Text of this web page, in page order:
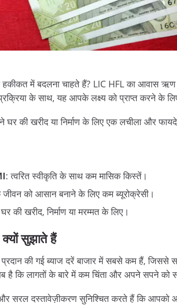
में बदलना चाहते हैं? LIC HFL का आवास
के साथ, यह आपके लक्ष्य को प्राप्त करने के
की खरीद या निर्माण के लिए एक लचीला और
: त्वरित स्वीकृति के साथ कम मासिक किस्तें।
को आसान बनाने के लिए कम ब्यूरोक्रेसी।
की खरीद, निर्माण या मरम्मत के लिए।
क्योंसुझातेहैं
की गई ब्याज दरें बाजार में सबसे कम हैं, जिससे
है कि लागतों के बारे में कम चिंता और अपने सपने को
सरल दस्तावेज़ीकरण सुनिश्चित करते हैं कि आपको